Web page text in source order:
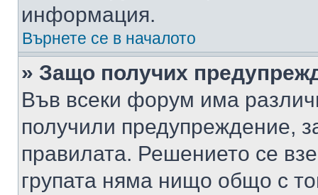
информация.
Върнете се в началото
» Защо получих
Във всеки форум има
получили предупреждение,
правилата. Решението се
групата няма нищо общо с